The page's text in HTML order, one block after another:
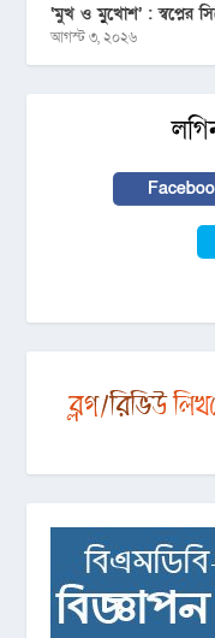
‘মুখ ও মু্খোশ’ : স্বপ্নের
আগস্ট ৩, ২০২৬